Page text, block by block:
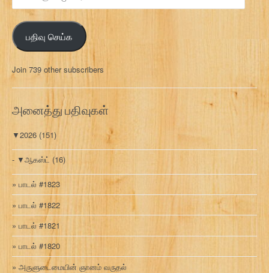
ஞ்
ச
ல்
க
வ
பதிவு செய்க
Join 739 other subscribers
அனைத்து பதிவுகள்
▼2026 (151)
▼ஆகஸ்ட் (16)
பாடல் #1823
பாடல் #1822
பாடல் #1821
பாடல் #1820
அருளுடைமையின் ஞானம் வருதல்